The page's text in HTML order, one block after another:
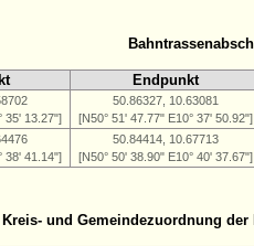
Endpunkt
35' 13.27"]
50.86327, 10.63081
[N50° 51' 47.77" E10° 37' 50.92"]
38' 41.14"]
50.84414, 10.67713
[N50° 50' 38.90" E10° 40' 37.67"]
Kreis- und Gemeindezuordnung der